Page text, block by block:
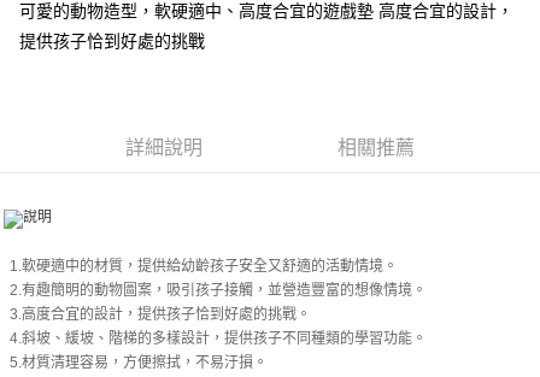
AFTEE先享後付
１．簡單：不需註冊會員、不需綁卡、不需儲值。
１．於結帳方式選擇「AFTEE先享後付」後，將跳轉至「AFTEE先享後付」
結帳頁面，進行簡訊認證並確認金額後，即可完成結帳。
２．訂單成立數日內，您將收到繳費通知簡訊。
３．收到繳費通知簡訊後14天內，點擊此簡訊中的連結，可透過四大超商／
ATM／網路銀行／等多元方式進行付款，方視為交易完成。
※ 請注意：結帳手續完成當下不需立刻繳費，但若您需要取消訂單，請聯絡
每筆NT$80，滿NT$499(含以上)免運費
付款後7-11取貨
每筆NT$80，滿NT$499(含以上)免運費
宅配
可愛的動物造型，軟硬適中、高度合宜的遊戲墊 高度合宜的設計，
提供孩子恰到好處的挑戰
詳細說明 相關推薦
1.軟硬適中的材質，提供給幼齡孩子安全又舒適的活動情境。
2.有趣簡明的動物圖案，吸引孩子接觸，並營造豐富的想像情境。
3.高度合宜的設計，提供孩子恰到好處的挑戰。
4.斜坡、緩坡、階梯的多樣設計，提供孩子不同種類的學習功能。
5.材質清理容易，方便擦拭，不易汙損。